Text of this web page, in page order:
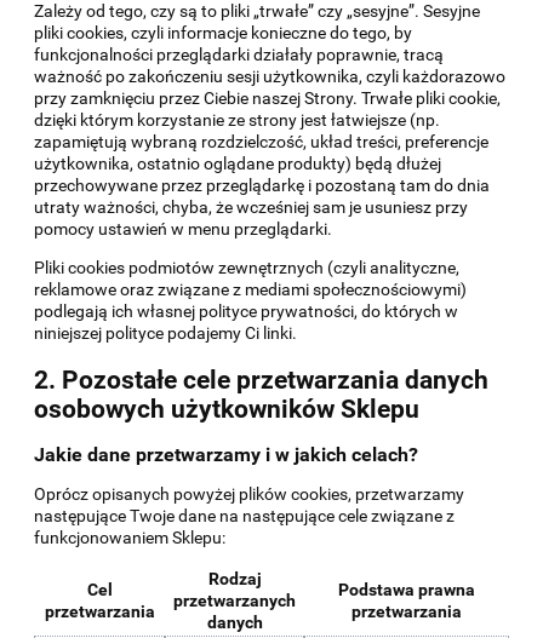
Zależy od tego, czy są to pliki „trwałe” czy „sesyjne”. Sesyjne
pliki cookies, czyli informacje konieczne do tego, by
funkcjonalności przeglądarki działały poprawnie, tracą
ważność po zakończeniu sesji użytkownika, czyli każdorazowo
przy zamknięciu przez Ciebie naszej Strony. Trwałe pliki cookie,
dzięki którym korzystanie ze strony jest łatwiejsze (np.
zapamiętują wybraną rozdzielczość, układ treści, preferencje
użytkownika, ostatnio oglądane produkty) będą dłużej
przechowywane przez przeglądarkę i pozostaną tam do dnia
utraty ważności, chyba, że wcześniej sam je usuniesz przy
pomocy ustawień w menu przeglądarki.
Pliki cookies podmiotów zewnętrznych (czyli analityczne,
reklamowe oraz związane z mediami społecznościowymi)
podlegają ich własnej polityce prywatności, do których w
niniejszej polityce podajemy Ci linki.
2. Pozostałe cele przetwarzania danych
osobowych użytkowników Sklepu
Jakie dane przetwarzamy i w jakich celach?
Oprócz opisanych powyżej plików cookies, przetwarzamy
następujące Twoje dane na następujące cele związane z
funkcjonowaniem Sklepu:
Cel
przetwarzania
Rodzaj
przetwarzanych
danych
Podstawa prawna
przetwarzania